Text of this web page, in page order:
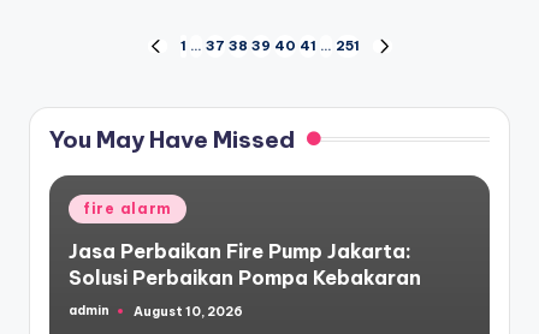
pagination
PREVIOUS
1 … 37 38 39 40 41 … 251
You May Have Missed
Posted
fire alarm
Jasa Perbaikan Fire Pump Jakarta:
Solusi Perbaikan Pompa Kebakaran
Posted
admin August 10, 2026